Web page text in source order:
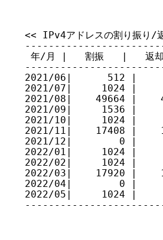
<< IPv4アドレスの割り振り/
年/月 |   割振   |   返却
2021/06|      512 |
2021/07|     1024 |
2021/08|    49664 |
2021/09|     1536 |
2021/10|     1024 |
2021/11|    17408 |
2021/12|        0 |
2022/01|     1024 |
2022/02|     1024 |
2022/03|    17920 |
2022/04|        0 |
2022/05|     1024 |